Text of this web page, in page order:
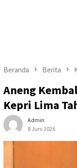
Beranda Berita
Aneng
Kepri Lima
Admin
8 Juni 2026